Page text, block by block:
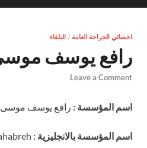
اخصائي الجراحة العامة / البلقاء
رافع يوسف
Leave a Comment
اسم المؤسسة : رافع يوسف موسى
اسم المؤسسة بالانجليزية :